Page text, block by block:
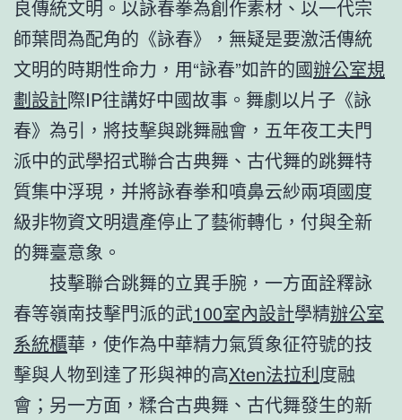
良傳統文明。以詠春拳為創作素材、以一代宗
師葉問為配角的《詠春》，無疑是要激活傳統
文明的時期性命力，用“詠春”如許的國辦公室規
劃設計際IP往講好中國故事。舞劇以片子《詠
春》為引，將技擊與跳舞融會，五年夜工夫門
派中的武學招式聯合古典舞、古代舞的跳舞特
質集中浮現，并將詠春拳和噴鼻云紗兩項國度
級非物資文明遺產停止了藝術轉化，付與全新
的舞臺意象。
技擊聯合跳舞的立異手腕，一方面詮釋詠
春等嶺南技擊門派的武100室內設計學精辦公室
系統櫃華，使作為中華精力氣質象征符號的技
擊與人物到達了形與神的高Xten法拉利度融
會；另一方面，糅合古典舞、古代舞發生的新